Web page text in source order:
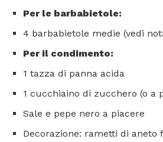
Per le barbabietole:
4 barbabietole medie (vedi
Per il condimento:
1 tazza di panna acida
1 cucchiaino di zucchero (o a
Sale e pepe nero a piacere
Decorazione: rametti di aneto